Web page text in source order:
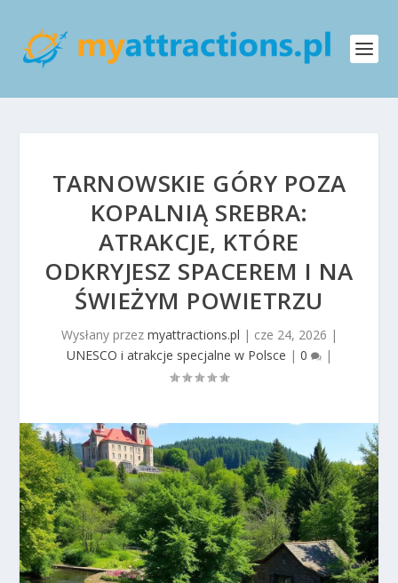
TARNOWSKIE GÓRY POZA
KOPALNIĄ SREBRA:
ATRAKCJE, KTÓRE
ODKRYJESZ SPACEREM I NA
ŚWIEŻYM POWIETRZU
Wysłany przez myattractions.pl | cze 24, 2026 |
UNESCO i atrakcje specjalne w Polsce | 0 |